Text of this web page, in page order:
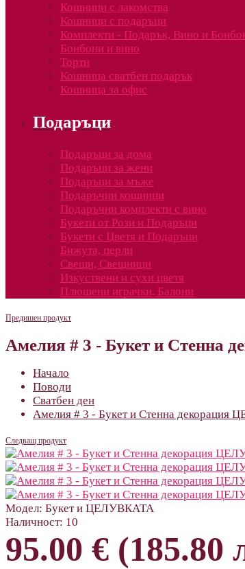
Кошници с лакомства
Кошници с подаръци
Комплекти - Подарък, Вино и
Бонбони и вино
Торти
Кошница сватбен подарък
Кошница за офис
Подаръци
Подаръци за дома
Подаръци за жени
Подаръци за мъже
Подаръчни кошници
Подаръчни комплекти с вино
Букети от Рози и Подаръци
Букети с Цветя и Подаръци
Бижута, перли
Свещи, Свещници
Изкуствени и сухи цветя
Плюшени играчки, Балони
Предишен продукт
Амелия # 3 - Букет и Стенна
Начало
Поводи
Сватбен ден
Амелия # 3 - Букет и Стенна декорация
Следващ продукт
Модел: Букет и ЦЕЛУВКАТА
Наличност: 10
95.00 € (185.80